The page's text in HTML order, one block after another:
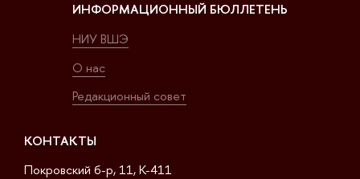
ИНФОРМАЦИОННЫЙ БЮЛЛЕТЕНЬ
НИУ ВШЭ
О нас
Редакционный совет
КОНТАКТЫ
Покровский б-р, 11, K-411